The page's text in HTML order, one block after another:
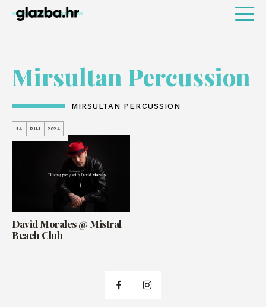
Mirsultan Percussion
MIRSULTAN PERCUSSION
14 RUJ 2024
David Morales @ Mistral
Beach Club